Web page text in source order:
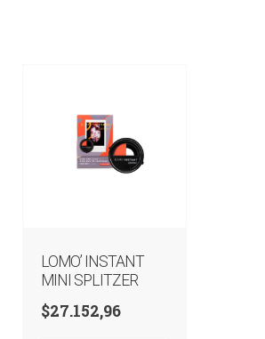
LOMO’ INSTANT
MINI SPLITZER
$27.152,96